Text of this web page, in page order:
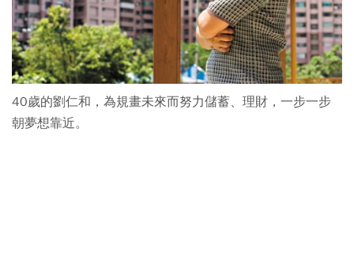
40歲的劉仁和，為規畫未來而努力儲蓄、理財，一步一步
朝夢想靠近。